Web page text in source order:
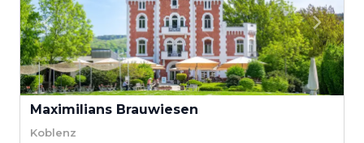
Maximilians Brauwiesen
Koblenz